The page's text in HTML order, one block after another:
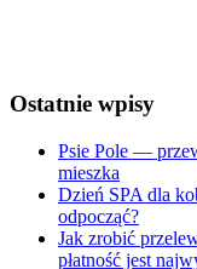
Ostatnie wpisy
Psie Pole —
mieszka
Dzień SPA dla
odpocząć?
Jak zrobić
płatność jest